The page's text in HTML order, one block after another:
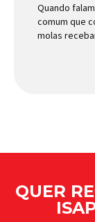
Quando
comum que
molas
QUER